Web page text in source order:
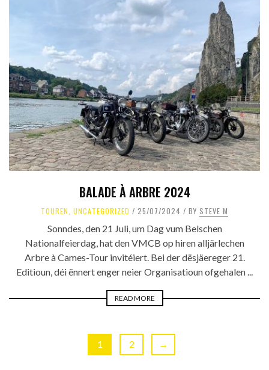
BALADE À ARBRE 2024
TOUREN UNCATEGORIZED 25/07/2024 BY STEVE M
Sonndes, den 21 Juli, um Dag vum Belschen
Nationalfeierdag, hat den VMCB op hiren alljärlechen
Arbre à Cames-Tour invitéiert. Bei der dësjäereger 21.
Editioun, déi ënnert enger neier Organisatioun ofgehalen ...
READ MORE
1 2 →